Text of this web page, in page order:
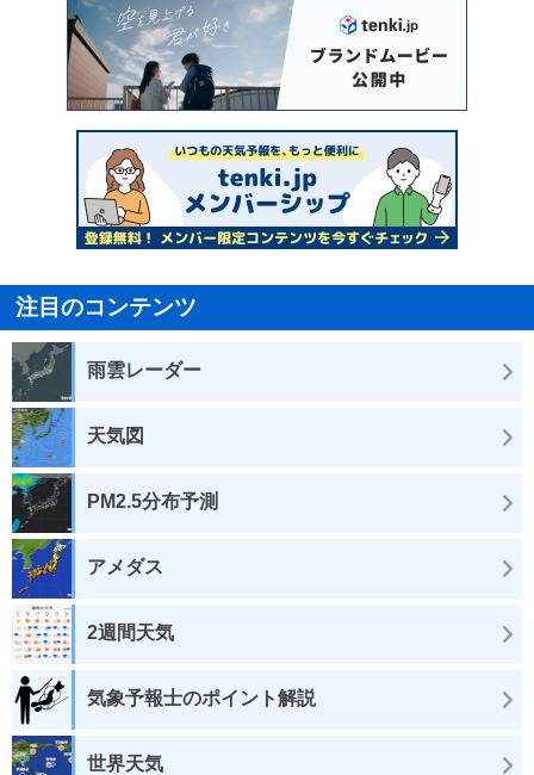
注目のコンテンツ
雨雲レーダー
天気図
PM2.5分布予測
アメダス
2週間天気
気象予報士のポイント解説
世界天気